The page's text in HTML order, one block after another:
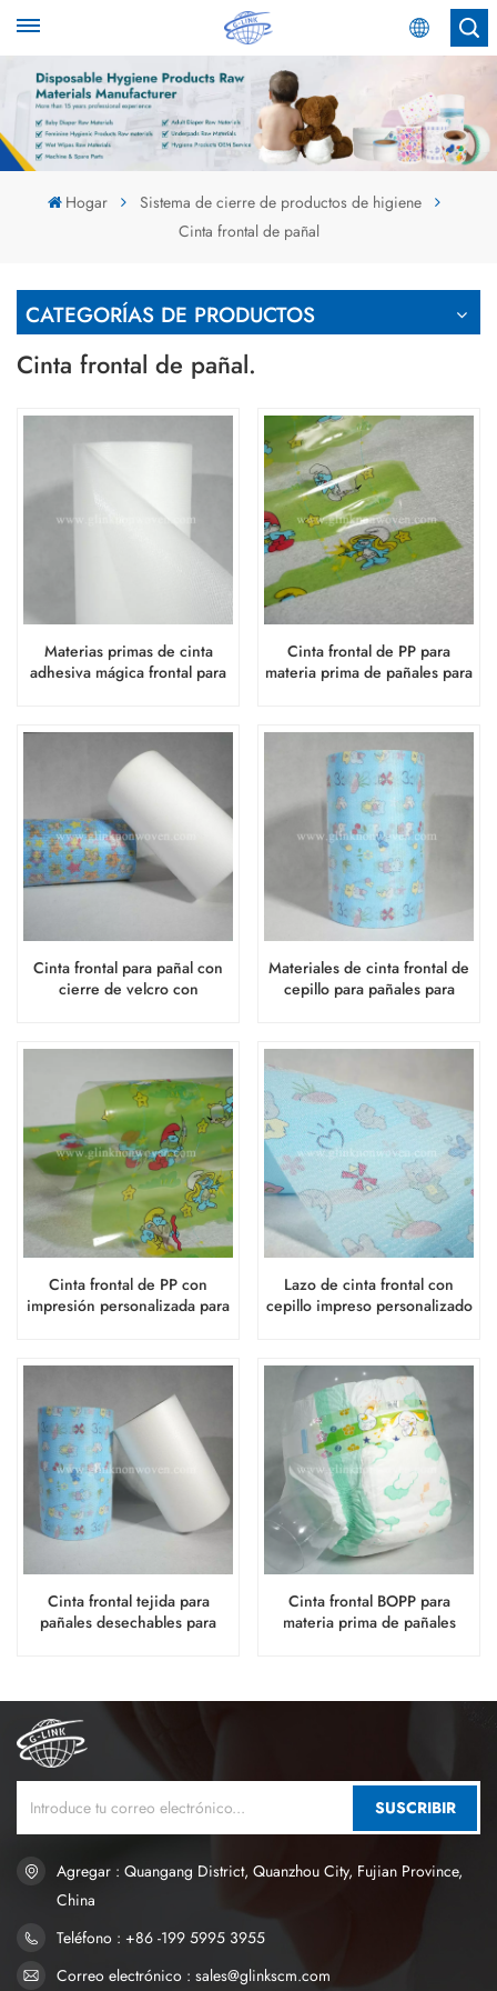
Español
English
عربي
Hogar
Sistema de cierre de productos de higiene
Cinta frontal de pañal
CATEGORÍAS DE PRODUCTOS
Cinta frontal de pañal.
Materias primas de cinta
adhesiva mágica frontal para
Cinta frontal de PP para
materia prima de pañales para
Cinta frontal para pañal con
cierre de velcro con
Materiales de cinta frontal de
cepillo para pañales para
Cinta frontal de PP con
impresión personalizada para
Lazo de cinta frontal con
cepillo impreso personalizado
Cinta frontal tejida para
pañales desechables para
Cinta frontal BOPP para
materia prima de pañales
SUSCRIBIR
Agregar : Quangang District, Quanzhou City, Fujian Province,
China
Teléfono : +86 -199 5995 3955
Correo electrónico : sales@glinkscm.com